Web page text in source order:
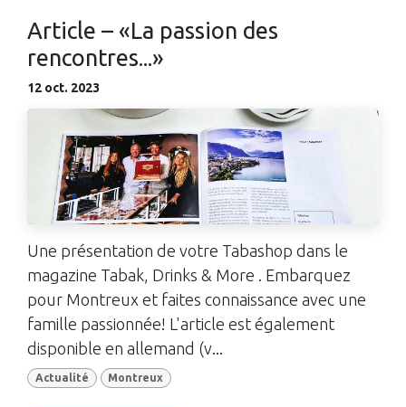
Article – «La passion des
rencontres...»
12 oct. 2023
Une présentation de votre Tabashop dans le
magazine Tabak, Drinks & More . Embarquez
pour Montreux et faites connaissance avec une
famille passionnée! L'article est également
disponible en allemand (v...
Actualité Montreux